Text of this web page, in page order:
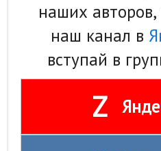
наших
наш канал в
вступай в
Z